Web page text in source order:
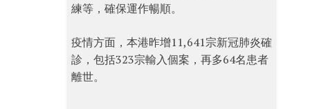
練等，確保運作暢順。
疫情方面，本港昨增11,641宗新冠肺炎確
診，包括323宗輸入個案，再多64名患者
離世。